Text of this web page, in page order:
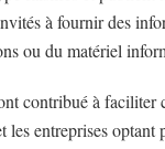
à fournir des
ou du matériel
contribué à faciliter
les entreprises